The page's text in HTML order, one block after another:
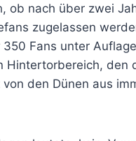
ob nach über zwei
zugelassen
Fans unter
Hintertorbereich, den
den Dünen aus